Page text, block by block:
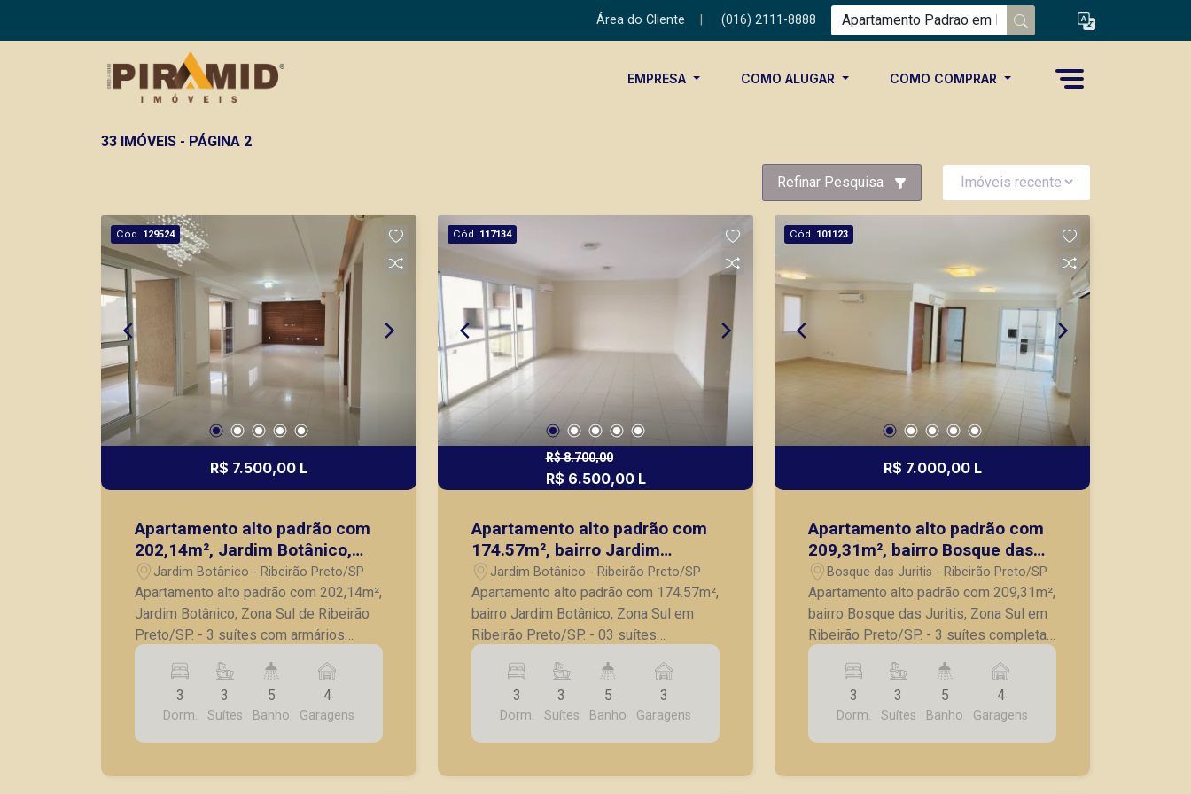
Área do Cliente (016) 2111-8888
EMPRESA COMO ALUGAR COMO COMPRAR
33 IMÓVEIS - PÁGINA 2
Refinar Pesquisa
Cód. 129524
R$ 7.500,00 L
Apartamento alto padrão com
202,14m², Jardim Botânico,
Zona Sul de Ribeirão Preto/SP.
Jardim Botânico - Ribeirão Preto/SP
Apartamento alto padrão com 202,14m²,
Jardim Botânico, Zona Sul de Ribeirão
Preto/SP. - 3 suítes com armários
embutidos e ares condicionados,
sendo 1 master com closet, pia dupla e
banheira; - 2 roupeiros no corredor; -
Escritório com armários embutidos; -
Lavabo; - Sala para 3 ambientes com 3
3
Dorm.
3
Suítes
5
Banho
4
Garagens
Cód. 117134
R$ 8.700,00
R$ 6.500,00 L
Apartamento alto padrão com
174.57m², bairro Jardim
Botânico, Zona Sul em Ribeirão
Preto/SP.
Jardim Botânico - Ribeirão Preto/SP
Apartamento alto padrão com 174.57m²,
bairro Jardim Botânico, Zona Sul em
Ribeirão Preto/SP. - 03 suítes
completas em armários; - Lavabo; -
Sala para 02 ambientes; - Cozinha
planejada; - Lavanderia; - Banheiro de
serviço; - Varanda gourmet fechada em
vidro e com churrasqueira; - 03 vagas
3
Dorm.
3
Suítes
5
Banho
3
Garagens
Cód. 101123
R$ 7.000,00 L
Apartamento alto padrão com
209,31m², bairro Bosque das
Juritis, Zona Sul em Ribeirão
Preto/SP.
Bosque das Juritis - Ribeirão Preto/SP
Apartamento alto padrão com 209,31m²,
bairro Bosque das Juritis, Zona Sul em
Ribeirão Preto/SP. - 3 suítes completa
em armários, sendo 1 master; -
Escritório; - Lavabo; - Sala para 3
ambientes; - Cozinha planejada; -
Lavanderia; - Banheiro de serviço; -
Varanda gourmet com churrasqueira; -
3
Dorm.
3
Suítes
5
Banho
4
Garagens